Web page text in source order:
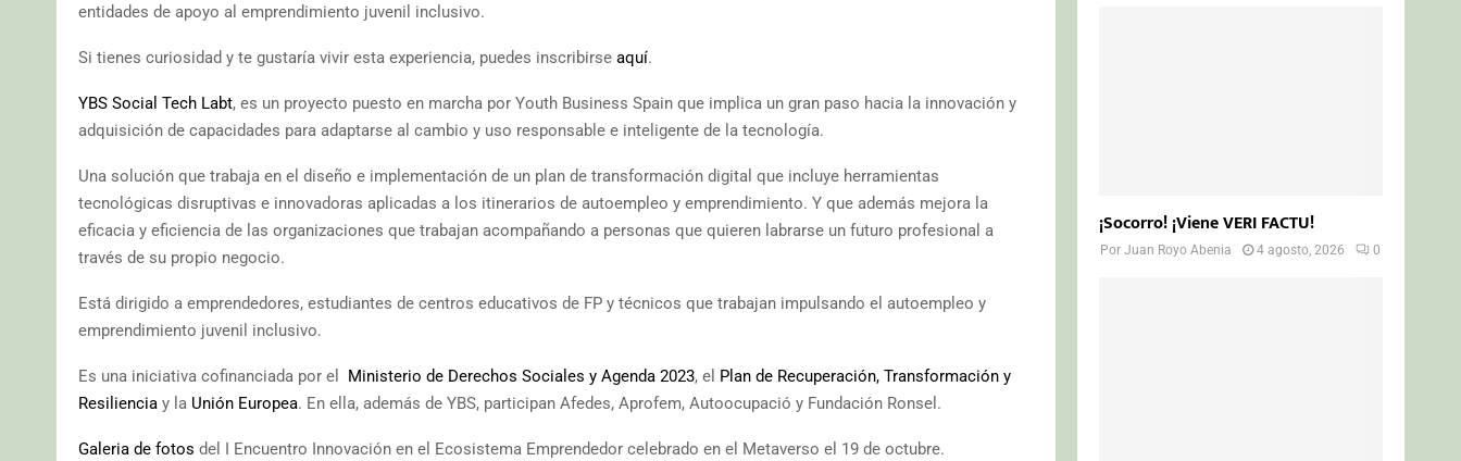
entidades de apoyo al emprendimiento juvenil inclusivo.
Si tienes curiosidad y te gustaría vivir esta experiencia, puedes inscribirse aquí.
YBS Social Tech Labt, es un proyecto puesto en marcha por Youth Business Spain que implica un gran paso hacia la innovación y
adquisición de capacidades para adaptarse al cambio y uso responsable e inteligente de la tecnología.
Una solución que trabaja en el diseño e implementación de un plan de transformación digital que incluye herramientas
tecnológicas disruptivas e innovadoras aplicadas a los itinerarios de autoempleo y emprendimiento. Y que además mejora la
eficacia y eficiencia de las organizaciones que trabajan acompañando a personas que quieren labrarse un futuro profesional a
través de su propio negocio.
Está dirigido a emprendedores, estudiantes de centros educativos de FP y técnicos que trabajan impulsando el autoempleo y
emprendimiento juvenil inclusivo.
Es una iniciativa cofinanciada por el Ministerio de Derechos Sociales y Agenda 2023, el Plan de Recuperación, Transformación y
Resiliencia y la Unión Europea. En ella, además de YBS, participan Afedes, Aprofem, Autoocupació y Fundación Ronsel.
Galeria de fotos del I Encuentro Innovación en el Ecosistema Emprendedor celebrado en el Metaverso el 19 de octubre.
¡Socorro! ¡Viene VERI FACTU!
PorJuan Royo Abenia 4 agosto, 2026 0